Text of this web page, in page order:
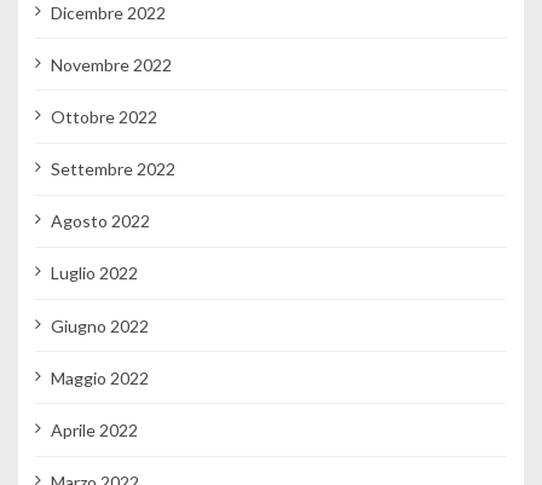
Dicembre 2022
Novembre 2022
Ottobre 2022
Settembre 2022
Agosto 2022
Luglio 2022
Giugno 2022
Maggio 2022
Aprile 2022